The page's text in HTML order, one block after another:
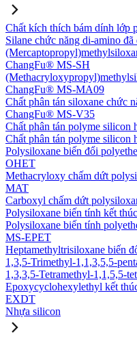
Chất kích thích bám dính lớp
Silane chức năng di-amino
ChangFu® MS-SH
ChangFu® MS-MA09
Chất phân tán siloxane chức
ChangFu® MS-V35
Chất phân tán polyme
Chất phân tán polyme
Polysiloxane biến đổi
OHET
Methacryloxy chấm dứt
MAT
Carboxyl chấm dứt
Polysiloxane biến tính kết
Polysiloxane biến tính
MS-EPET
Heptamethyltrisiloxane biến
1,3,5-Trimethyl-1,1,3,5,5-
1,3,3,5-Tetramethyl-1,1,5,5-
Epoxycyclohexylethyl kết
EXDT
Nhựa silicon